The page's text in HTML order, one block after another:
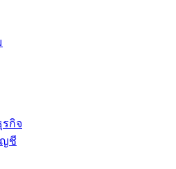
รกิจ
ชี